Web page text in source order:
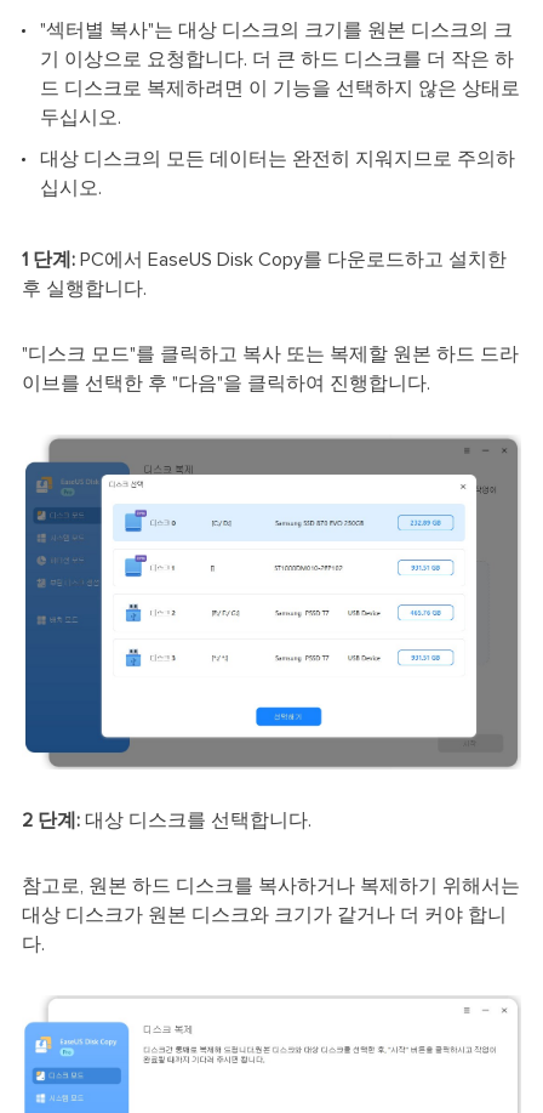
"섹터별 복사"는 대상 디스크의 크기를 원본 디스크의 크
기 이상으로 요청합니다. 더 큰 하드 디스크를 더 작은 하
드 디스크로 복제하려면 이 기능을 선택하지 않은 상태로
두십시오.
대상 디스크의 모든 데이터는 완전히 지워지므로 주의하
십시오.
1 단계: PC에서 EaseUS Disk Copy를 다운로드하고 설치한
후 실행합니다.
"디스크 모드"를 클릭하고 복사 또는 복제할 원본 하드 드라
이브를 선택한 후 "다음"을 클릭하여 진행합니다.
2 단계:대상 디스크를 선택합니다.
참고로, 원본 하드 디스크를 복사하거나 복제하기 위해서는
대상 디스크가 원본 디스크와 크기가 같거나 더 커야 합니
다.